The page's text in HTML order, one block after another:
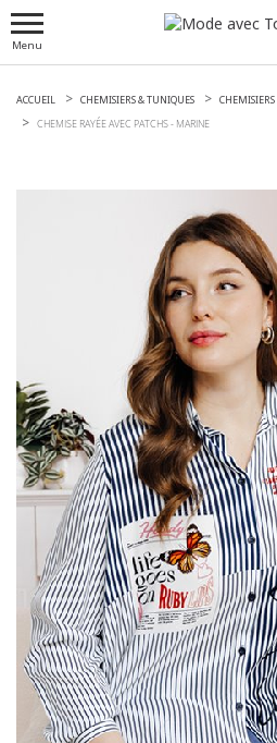
Menu
ACCUEIL CHEMISIERS & TUNIQUES
CHEMISIERS
CHEMISE RAYÉE AVEC PATCHS - MARINE